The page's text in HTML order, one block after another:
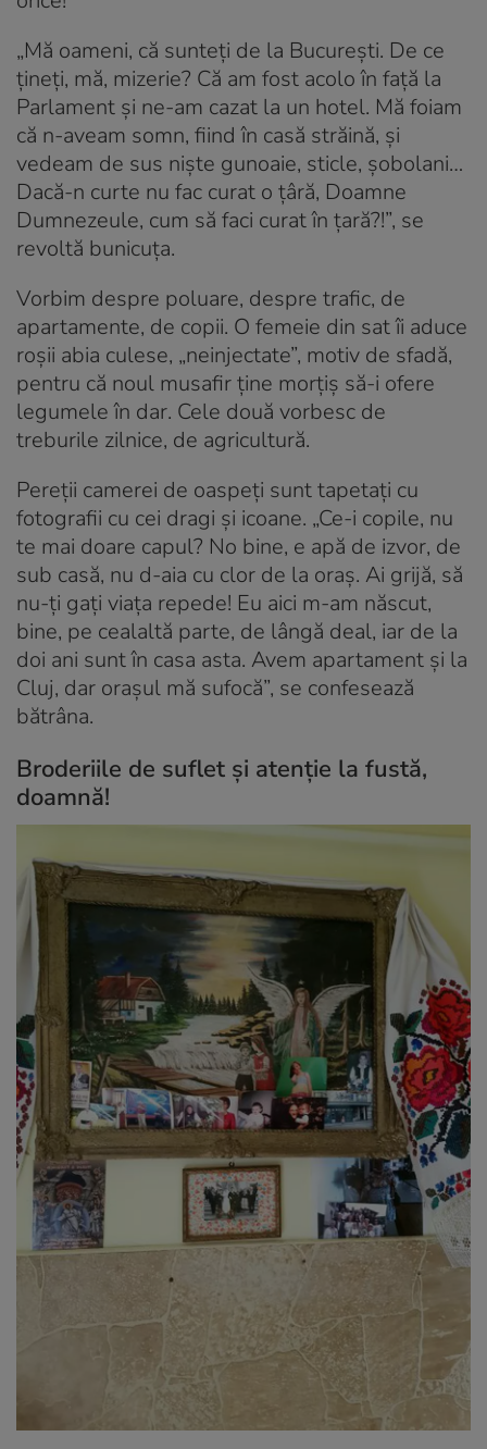
„Mă oameni, că sunteți de la București. De ce
țineți, mă, mizerie? Că am fost acolo în față la
Parlament și ne-am cazat la un hotel. Mă foiam
că n-aveam somn, fiind în casă străină, și
vedeam de sus niște gunoaie, sticle, șobolani…
Dacă-n curte nu fac curat o țâră, Doamne
Dumnezeule, cum să faci curat în țară?!”, se
revoltă bunicuța.
Vorbim despre poluare, despre trafic, de
apartamente, de copii. O femeie din sat îi aduce
roșii abia culese, „neinjectate”, motiv de sfadă,
pentru că noul musafir ține morțiș să-i ofere
legumele în dar. Cele două vorbesc de
treburile zilnice, de agricultură.
Pereții camerei de oaspeți sunt tapetați cu
fotografii cu cei dragi și icoane. „Ce-i copile, nu
te mai doare capul? No bine, e apă de izvor, de
sub casă, nu d-aia cu clor de la oraș. Ai grijă, să
nu-ți gați viața repede! Eu aici m-am născut,
bine, pe cealaltă parte, de lângă deal, iar de la
doi ani sunt în casa asta. Avem apartament și la
Cluj, dar orașul mă sufocă”, se confesează
bătrâna.
Broderiile de suflet și atenție la fustă,
doamnă!